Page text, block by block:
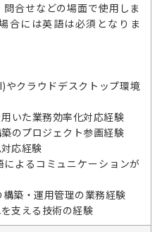
合せなどの場面で使用しま
合には英語は必須となりま
やクラウドデスクトップ環境
いた業務効率化対応経験
のプロジェクト参画経験
応経験
によるコミュニケーションが
築・運用管理の業務経験
支える技術の経験